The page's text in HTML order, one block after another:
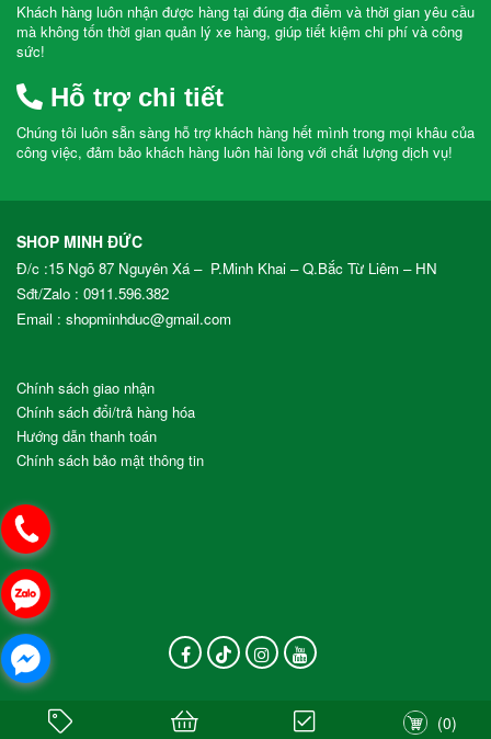
Khách hàng luôn nhận được hàng tại đúng địa điểm và thời gian yêu cầu
mà không tốn thời gian quản lý xe hàng, giúp tiết kiệm chi phí và công
sức!
Hỗ trợ chi tiết
Chúng tôi luôn sẵn sàng hỗ trợ khách hàng hết mình trong mọi khâu của
công việc, đảm bảo khách hàng luôn hài lòng với chất lượng dịch vụ!
SHOP MINH ĐỨC
Đ/c :15 Ngõ 87 Nguyên Xá – P.Minh Khai – Q.Bắc Từ Liêm – HN
Sđt/Zalo : 0911.596.382
Email : shopminhduc@gmail.com
Chính sách giao nhận
Chính sách đổi/trả hàng hóa
Hướng dẫn thanh toán
Chính sách bảo mật thông tin
(0)